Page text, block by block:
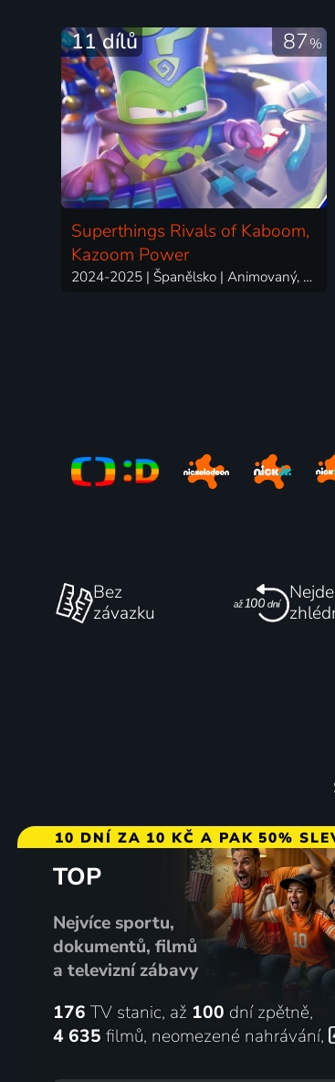
87%
11 dílů
Superthings Rivals of Kaboom,
Kazoom Power
2024-2025 | Španělsko | Animovaný, Akční, Komedie, Science Fiction
Bez
závazku
10 DNÍ ZA 10 KČ A PAK 50%
TOP
Nejvíce sportu,
dokumentů, filmů
a televizní zábavy
176 TV stanic, až 100 dní zpětně,
4 635 filmů, neomezené nahrávání,